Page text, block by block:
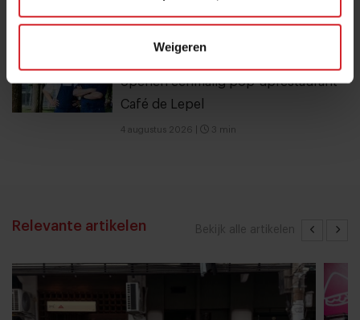
Weigeren
openen eenmalig pop-uprestaurant
Café de Lepel
4 augustus 2026 3 min
Bekijk alle artikelen
Relevante artikelen